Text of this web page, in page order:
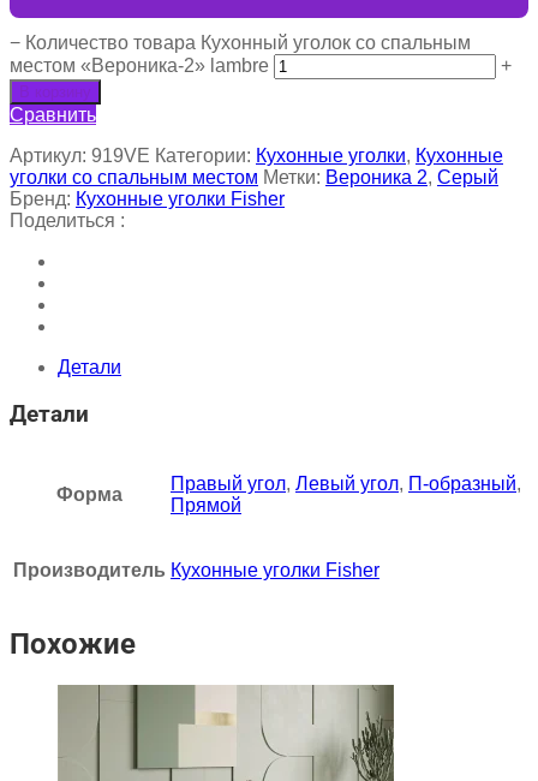
− Количество товара Кухонный уголок со спальным
местом «Вероника-2» lambre
+
В корзину
Сравнить
Артикул: 919VE Категории: Кухонные уголки, Кухонные
уголки со спальным местом Метки: Вероника 2, Серый
Бренд: Кухонные уголки Fisher
Поделиться :
Детали
Детали
Форма
Правый угол, Левый угол, П-образный,
Прямой
Производитель Кухонные уголки Fisher
Похожие